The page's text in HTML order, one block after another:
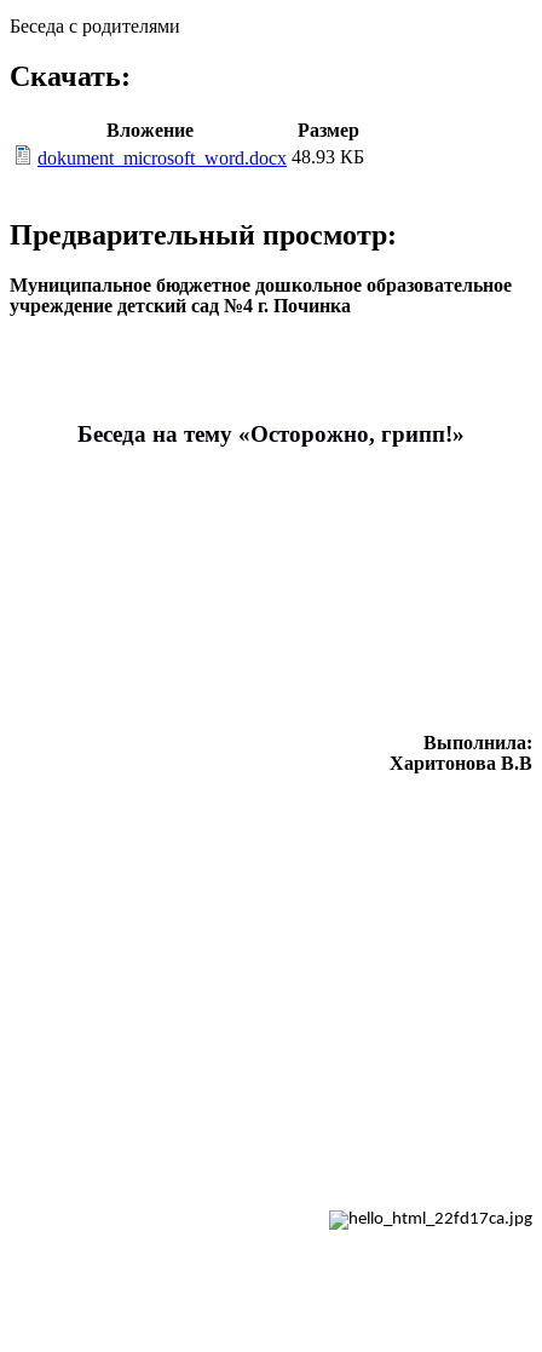
Беседа с родителями
Скачать:
Вложение
Размер
dokument_microsoft_word.docx 48.93 КБ
Предварительный просмотр:
Муниципальное бюджетное дошкольное образовательное
учреждение детский сад №4 г. Починка
Беседа на тему «Осторожно, грипп!»
Выполнила:
Харитонова В.В